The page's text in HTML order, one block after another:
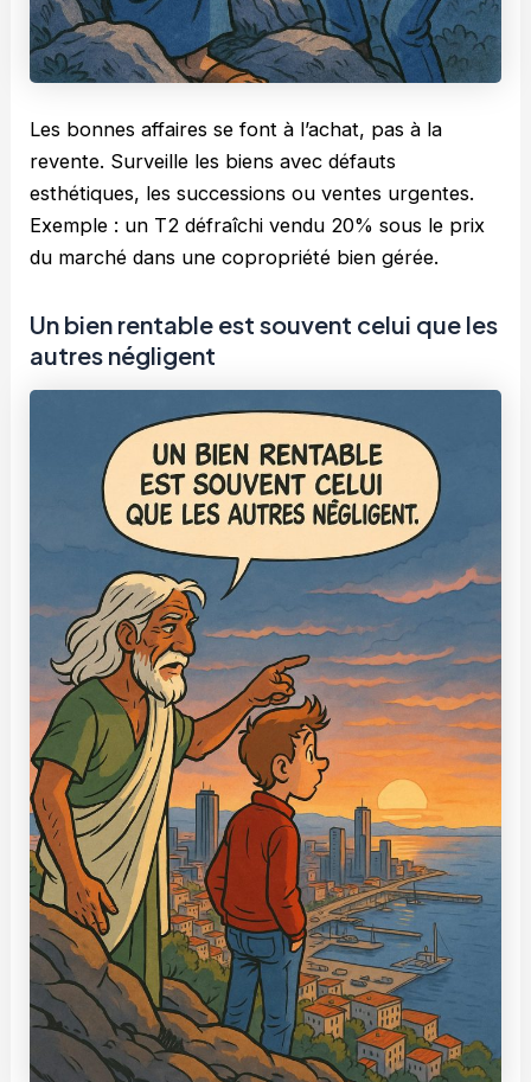
Les bonnes affaires se font à l’achat, pas à la
revente. Surveille les biens avec défauts
esthétiques, les successions ou ventes urgentes.
Exemple : un T2 défraîchi vendu 20% sous le prix
du marché dans une copropriété bien gérée.
Un bien rentable est souvent celui que les
autres négligent